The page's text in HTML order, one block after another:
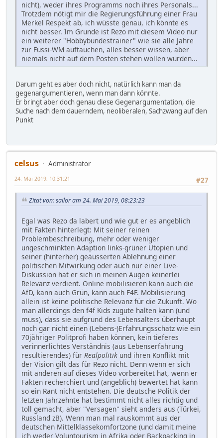
nicht), weder ihres Programms noch ihres Personals...
Trotzdem nötigt mir die Regierungsführung einer Frau
Merkel Respekt ab, ich wüsste genau, ich könnte es
nicht besser. Im Grunde ist Rezo mit diesem Video nur
ein weiterer "Hobbybundestrainer" wie sie alle Jahre
zur Fussi-WM auftauchen, alles besser wissen, aber
niemals nicht auf dem Posten stehen wollen würden...
Darum geht es aber doch nicht, natürlich kann man da
gegenargumentieren, wenn man dann könnte.
Er bringt aber doch genau diese Gegenargumentation, die
Suche nach dem dauerndem, neoliberalen, Sachzwang auf den
Punkt
celsus
Administrator
#27
24. Mai 2019, 10:31:21
Zitat von: sailor am 24. Mai 2019, 08:23:23
Egal was Rezo da labert und wie gut er es angeblich
mit Fakten hinterlegt: Mit seiner reinen
Problembeschreibung, mehr oder weniger
ungeschminkten Adaption links-grüner Utopien und
seiner (hinterher) geäusserten Ablehnung einer
politischen Mitwirkung oder auch nur einer Live-
Diskussion hat er sich in meinen Augen keinerlei
Relevanz verdient. Online mobilisieren kann auch die
AfD, kann auch Grün, kann auch F4F. Mobilisierung
allein ist keine politische Relevanz für die Zukunft. Wo
man allerdings den f4f Kids zugute halten kann (und
muss), dass sie aufgrund des Lebensalters überhaupt
noch gar nicht einen (Lebens-)Erfahrungsschatz wie ein
70jähriger Politprofi haben können, kein tieferes
verinnerlichtes Verständnis (aus Lebenserfahrung
resultierendes) für Realpolitik und ihren Konflikt mit
der Vision gilt das für Rezo nicht. Denn wenn er sich
mit anderen auf dieses Video vorbereitet hat, wenn er
Fakten recherchiert und (angeblich) bewertet hat kann
so ein Rant nicht entstehen. Die deutsche Politik der
letzten Jahrzehnte hat bestimmt nicht alles richtig und
toll gemacht, aber "Versagen" sieht anders aus (Türkei,
Russland zB). Wenn man mal rauskommt aus der
deutschen Mittelklassekomfortzone (und damit meine
ich weder Voluntourism in Afrika oder Backpacking in